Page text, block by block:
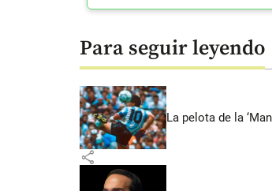
Para seguir leyendo
La pelota de la
share